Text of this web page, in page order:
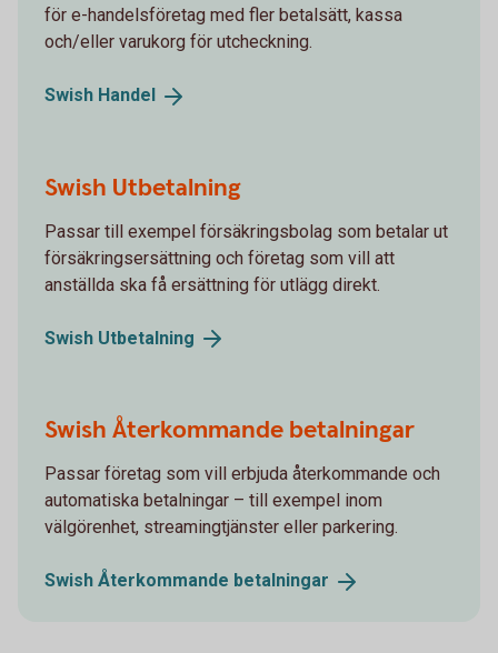
för e-handelsföretag med fler betalsätt, kassa
och/eller varukorg för utcheckning.
Swish Handel
Swish Utbetalning
Passar till exempel försäkringsbolag som betalar ut
försäkringsersättning och företag som vill att
anställda ska få ersättning för utlägg direkt.
Swish Utbetalning
Swish Återkommande betalningar
Passar företag som vill erbjuda återkommande och
automatiska betalningar – till exempel inom
välgörenhet, streamingtjänster eller parkering.
Swish Återkommande betalningar